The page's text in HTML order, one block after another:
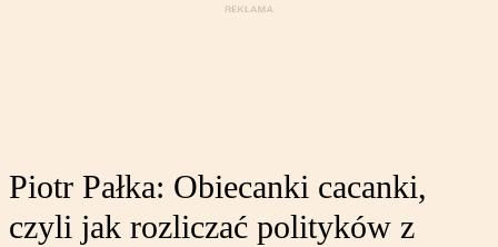
Piotr Pałka: Obiecanki cacanki,
czyli jak rozliczać polityków z